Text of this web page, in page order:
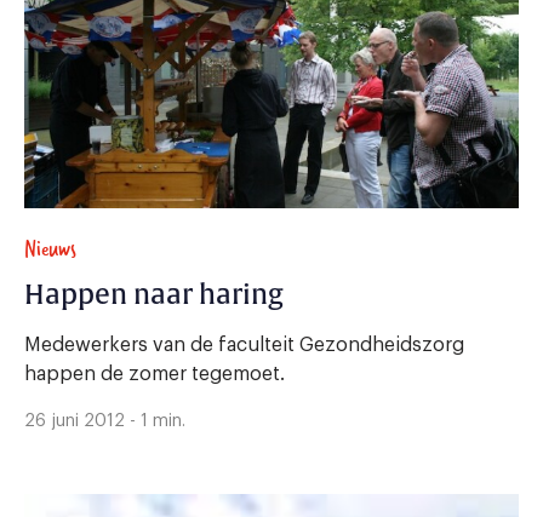
Nieuws
Happen naar haring
Medewerkers van de faculteit Gezondheidszorg
happen de zomer tegemoet.
26 juni 2012 - 1 min.